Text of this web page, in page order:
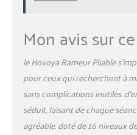
Mon avis sur
le Hovoya Rameur Pliable
pour ceux qui recherchent à
sans complications inutiles.
séduit, faisant de chaque
agréable. doté de 16 niveaux